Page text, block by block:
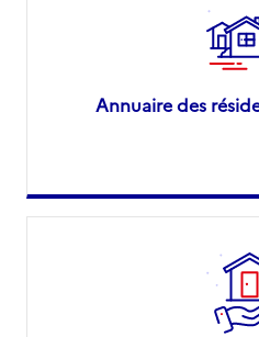
Annuaire des